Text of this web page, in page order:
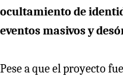
ocultamiento de
eventos masivos y
Pese a que el proyecto